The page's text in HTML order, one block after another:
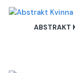
ABSTRAKT